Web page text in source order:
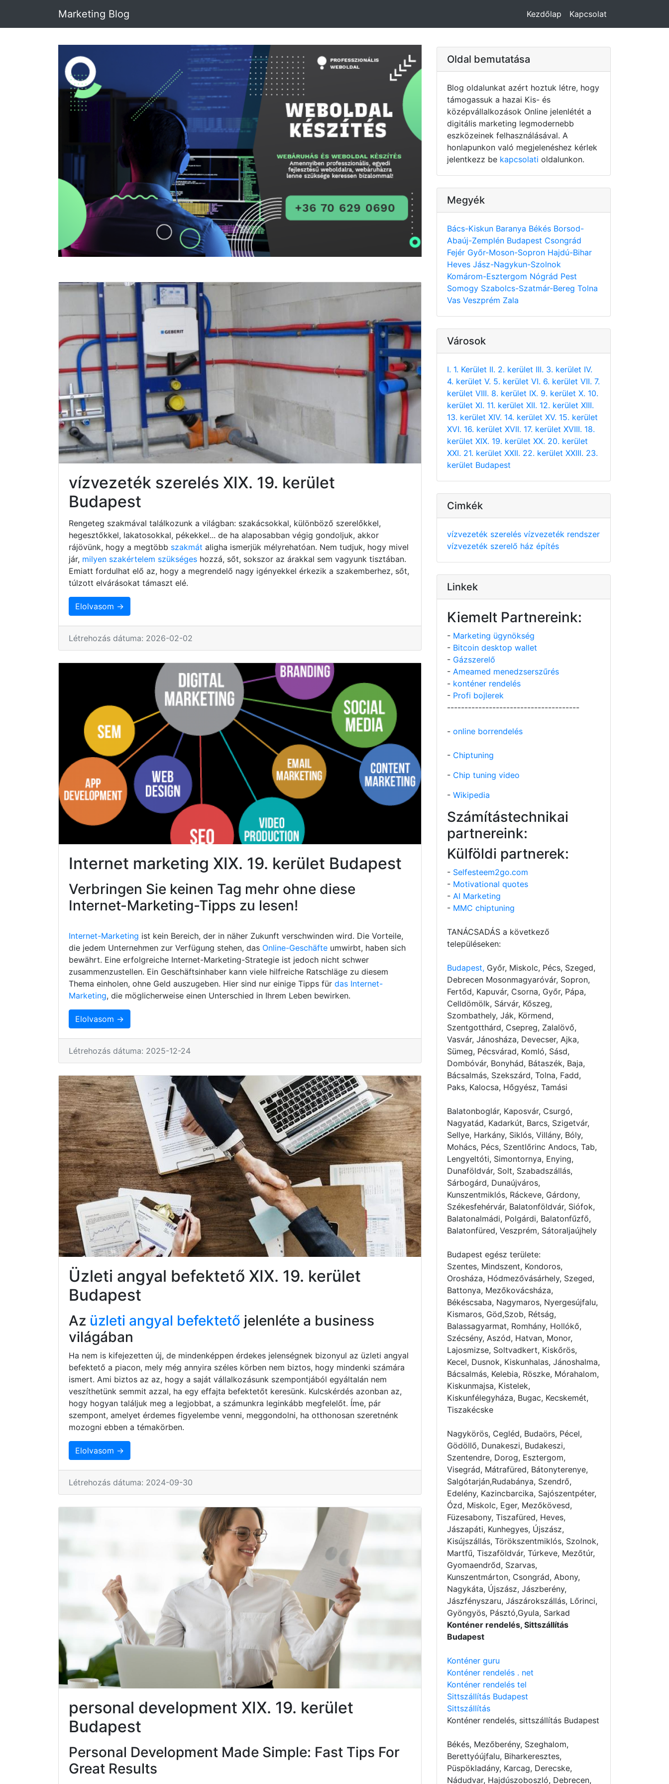
Marketing Blog Kezdőlap Kapcsolat
vízvezeték szerelés XIX. 19. kerület
Budapest
Rengeteg szakmával találkozunk a világban: szakácsokkal, különböző szerelőkkel,
hegesztőkkel, lakatosokkal, pékekkel... de ha alaposabban végig gondoljuk, akkor
rájövünk, hogy a megtöbb szakmát aligha ismerjük mélyrehatóan. Nem tudjuk, hogy mivel
jár, milyen szakértelem szükséges hozzá, sőt, sokszor az árakkal sem vagyunk tisztában.
Emiatt fordulhat elő az, hogy a megrendelő nagy igényekkel érkezik a szakemberhez, sőt,
túlzott elvárásokat támaszt elé.
Elolvasom →
Létrehozás dátuma: 2026-02-02
Internet marketing XIX. 19. kerület Budapest
Verbringen Sie keinen Tag mehr ohne diese
Internet-Marketing-Tipps zu lesen!
Internet-Marketing ist kein Bereich, der in näher Zukunft verschwinden wird. Die Vorteile,
die jedem Unternehmen zur Verfügung stehen, das Online-Geschäfte umwirbt, haben sich
bewährt. Eine erfolgreiche Internet-Marketing-Strategie ist jedoch nicht schwer
zusammenzustellen. Ein Geschäftsinhaber kann viele hilfreiche Ratschläge zu diesem
Thema einholen, ohne Geld auszugeben. Hier sind nur einige Tipps für das Internet-
Marketing, die möglicherweise einen Unterschied in Ihrem Leben bewirken.
Elolvasom →
Létrehozás dátuma: 2025-12-24
Üzleti angyal befektető XIX. 19. kerület
Budapest
Az üzleti angyal befektető jelenléte a business
világában
Ha nem is kifejezetten új, de mindenképpen érdekes jelenségnek bizonyul az üzleti angyal
befektető a piacon, mely még annyira széles körben nem biztos, hogy mindenki számára
ismert. Ami biztos az az, hogy a saját vállalkozásunk szempontjából egyáltalán nem
veszíthetünk semmit azzal, ha egy effajta befektetőt keresünk. Kulcskérdés azonban az,
hogy hogyan találjuk meg a legjobbat, a számunkra leginkább megfelelőt. Íme, pár
szempont, amelyet érdemes figyelembe venni, meggondolni, ha otthonosan szeretnénk
mozogni ebben a témakörben.
Elolvasom →
Létrehozás dátuma: 2024-09-30
personal development XIX. 19. kerület
Budapest
Personal Development Made Simple: Fast Tips For
Great Results
Oldal bemutatása
Blog oldalunkat azért hoztuk létre, hogy
támogassuk a hazai Kis- és
középvállalkozások Online jelenlétét a
digitális marketing legmodernebb
eszközeinek felhasználásával. A
honlapunkon való megjelenéshez kérlek
jelentkezz be kapcsolati oldalunkon.
Megyék
Bács-Kiskun Baranya Békés Borsod-
Abaúj-Zemplén Budapest Csongrád
Fejér Győr-Moson-Sopron Hajdú-Bihar
Heves Jász-Nagykun-Szolnok
Komárom-Esztergom Nógrád Pest
Somogy Szabolcs-Szatmár-Bereg Tolna
Vas Veszprém Zala
Városok
I. 1. Kerület II. 2. kerület III. 3. kerület IV.
4. kerület V. 5. kerület VI. 6. kerület VII. 7.
kerület VIII. 8. kerület IX. 9. kerület X. 10.
kerület XI. 11. kerület XII. 12. kerület XIII.
13. kerület XIV. 14. kerület XV. 15. kerület
XVI. 16. kerület XVII. 17. kerület XVIII. 18.
kerület XIX. 19. kerület XX. 20. kerület
XXI. 21. kerület XXII. 22. kerület XXIII. 23.
kerület Budapest
Cimkék
vízvezeték szerelés vízvezeték rendszer
vízvezeték szerelő ház építés
Linkek
Kiemelt Partnereink:
- Marketing ügynökség
- Bitcoin desktop wallet
- Gázszerelő
- Ameamed menedzserszűrés
- konténer rendelés
- Profi bojlerek
--------------------------------------
- online borrendelés
- Chiptuning
- Chip tuning video
- Wikipedia
Számítástechnikai
partnereink:
Külföldi partnerek:
- Selfesteem2go.com
- Motivational quotes
- AI Marketing
- MMC chiptuning
TANÁCSADÁS a következő
településeken:
Budapest, Győr, Miskolc, Pécs, Szeged,
Debrecen Mosonmagyaróvár, Sopron,
Fertőd, Kapuvár, Csorna, Győr, Pápa,
Celldömölk, Sárvár, Kőszeg,
Szombathely, Ják, Körmend,
Szentgotthárd, Csepreg, Zalalövő,
Vasvár, Jánosháza, Devecser, Ajka,
Sümeg, Pécsvárad, Komló, Sásd,
Dombóvár, Bonyhád, Bátaszék, Baja,
Bácsalmás, Szekszárd, Tolna, Fadd,
Paks, Kalocsa, Hőgyész, Tamási
Balatonboglár, Kaposvár, Csurgó,
Nagyatád, Kadarkút, Barcs, Szigetvár,
Sellye, Harkány, Siklós, Villány, Bóly,
Mohács, Pécs, Szentlőrinc Andocs, Tab,
Lengyeltóti, Simontornya, Enying,
Dunaföldvár, Solt, Szabadszállás,
Sárbogárd, Dunaújváros,
Kunszentmiklós, Ráckeve, Gárdony,
Székesfehérvár, Balatonföldvár, Siófok,
Balatonalmádi, Polgárdi, Balatonfűzfő,
Balatonfüred, Veszprém, Sátoraljaújhely
Budapest egész területe:
Szentes, Mindszent, Kondoros,
Orosháza, Hódmezővásárhely, Szeged,
Battonya, Mezőkovácsháza,
Békéscsaba, Nagymaros, Nyergesújfalu,
Kismaros, Göd,Szob, Rétság,
Balassagyarmat, Romhány, Hollókő,
Szécsény, Aszód, Hatvan, Monor,
Lajosmizse, Soltvadkert, Kiskőrös,
Kecel, Dusnok, Kiskunhalas, Jánoshalma,
Bácsalmás, Kelebia, Röszke, Mórahalom,
Kiskunmajsa, Kistelek,
Kiskunfélegyháza, Bugac, Kecskemét,
Tiszakécske
Nagykörös, Cegléd, Budaörs, Pécel,
Gödöllő, Dunakeszi, Budakeszi,
Szentendre, Dorog, Esztergom,
Visegrád, Mátrafüred, Bátonyterenye,
Salgótarján,Rudabánya, Szendrő,
Edelény, Kazincbarcika, Sajószentpéter,
Ózd, Miskolc, Eger, Mezőkövesd,
Füzesabony, Tiszafüred, Heves,
Jászapáti, Kunhegyes, Újszász,
Kisújszállás, Törökszentmiklós, Szolnok,
Martfű, Tiszaföldvár, Túrkeve, Mezőtúr,
Gyomaendrőd, Szarvas,
Kunszentmárton, Csongrád, Abony,
Nagykáta, Újszász, Jászberény,
Jászfényszaru, Jászárokszállás, Lőrinci,
Gyöngyös, Pásztó,Gyula, Sarkad
Konténer rendelés, Sittszállítás
Budapest
Konténer guru
Konténer rendelés . net
Konténer rendelés tel
Sittszállítás Budapest
Sittszállítás
Konténer rendelés, sittszállítás Budapest
Békés, Mezőberény, Szeghalom,
Berettyóújfalu, Biharkeresztes,
Püspökladány, Karcag, Derecske,
Nádudvar, Hajdúszoboszló, Debrecen,